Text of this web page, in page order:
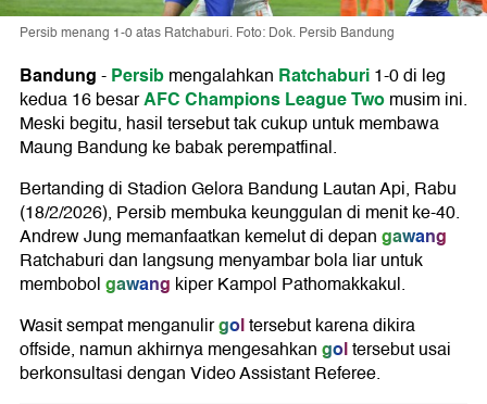
Persib menang 1-0 atas Ratchaburi. Foto: Dok. Persib Bandung
Bandung-Persibmengalahkan Ratchaburi1-0 di leg
kedua 16 besarAFC Champions League Twomusim ini.
Meski begitu, hasil tersebut tak cukup untuk membawa
Maung Bandung ke babak perempatfinal.
Bertanding di Stadion Gelora Bandung Lautan Api, Rabu
(18/2/2026), Persib membuka keunggulan di menit ke-40.
Andrew Jung memanfaatkan kemelut di depangawang
Ratchaburi dan langsung menyambar bola liar untuk
membobolgawang kiper Kampol Pathomakkakul.
Wasit sempat menganulirgoltersebut karena dikira
offside, namun akhirnya mengesahkangoltersebut usai
berkonsultasi dengan Video Assistant Referee.